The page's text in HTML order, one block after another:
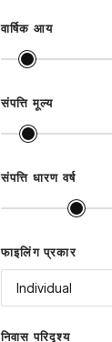
वार्षिक आय
संपत्ति मूल्य
संपत्ति धारण वर्ष
फाइलिंग प्रकार
निवास परिदृश्य